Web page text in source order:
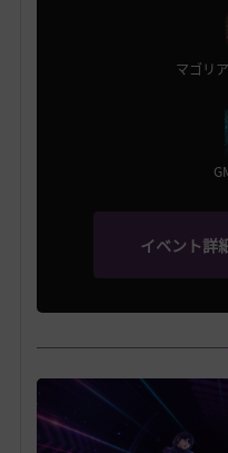
マゴリ
イベント詳